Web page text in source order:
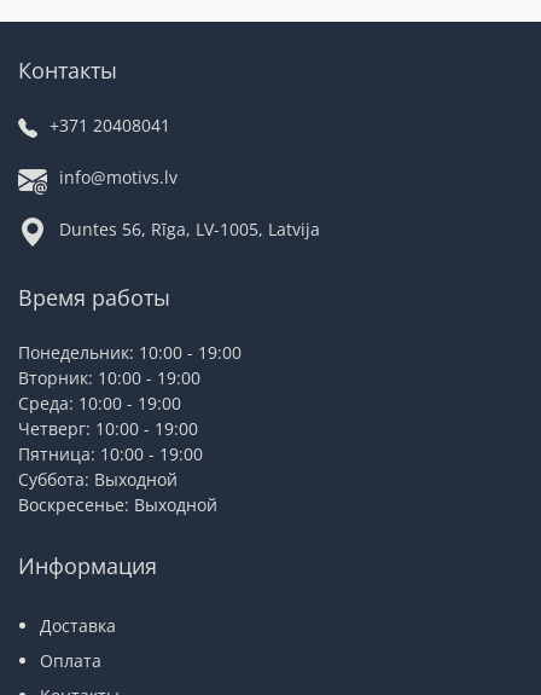
Контакты
+371 20408041
info@motivs.lv
Duntes 56, Rīga, LV-1005, Latvija
Время работы
Понедельник: 10:00 - 19:00
Вторник: 10:00 - 19:00
Среда: 10:00 - 19:00
Четверг: 10:00 - 19:00
Пятница: 10:00 - 19:00
Суббота: Выходной
Воскресенье: Выходной
Информация
Доставка
Оплата